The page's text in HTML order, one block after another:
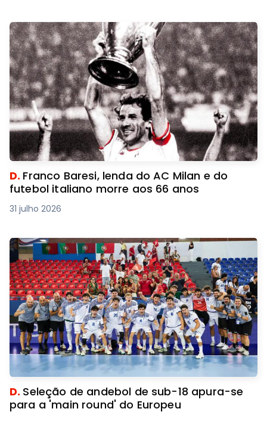
D. Franco Baresi, lenda do AC Milan e do
futebol italiano morre aos 66 anos
31 julho 2026
D. Seleção de andebol de sub-18 apura-se
para a 'main round' do Europeu